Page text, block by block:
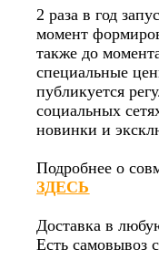
2 раза в год
момент
также до
специальные
публикуется
социальных
новинки и
Подробнее о
ЗДЕСЬ
Доставка в
Есть самовывоз